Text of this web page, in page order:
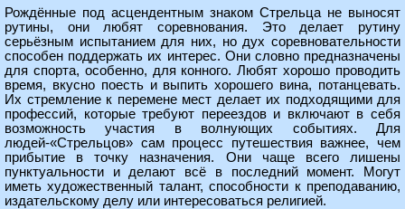
Рождённые под асцендентным знаком Стрельца не выносят
рутины, они любят соревнования. Это делает рутину
серьёзным испытанием для них, но дух соревновательности
способен поддержать их интерес. Они словно предназначены
для спорта, особенно, для конного. Любят хорошо проводить
время, вкусно поесть и выпить хорошего вина, потанцевать.
Их стремление к перемене мест делает их подходящими для
профессий, которые требуют переездов и включают в себя
возможность участия в волнующих событиях. Для
людей-«Стрельцов» сам процесс путешествия важнее, чем
прибытие в точку назначения. Они чаще всего лишены
пунктуальности и делают всё в последний момент. Могут
иметь художественный талант, способности к преподаванию,
издательскому делу или интересоваться религией.